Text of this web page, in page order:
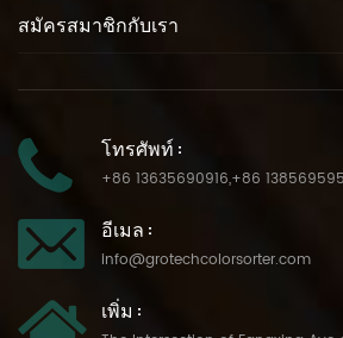
สมัครสมาชิกกับเรา
โทรศัพท์ :
+86 13635690916,+86
อีเมล :
info@grotechcolorsorter.com
เพิ่ม :